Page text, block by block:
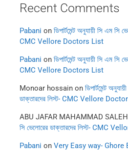
Recent Comments
Pabani on ডিপার্টমেন্ট অনুযায়ী সি এম সি
CMC Vellore Doctors List
Pabani on ডিপার্টমেন্ট অনুযায়ী সি এম সি
CMC Vellore Doctors List
Monoar hossain on ডিপার্টমেন্ট
ডাক্তারদের লিস্ট- CMC Vellore
ABU JAFAR MAHAMMAD SALEH
সি ভেলোরের ডাক্তারদের লিস্ট- CMC
Pabani on Very Easy way-